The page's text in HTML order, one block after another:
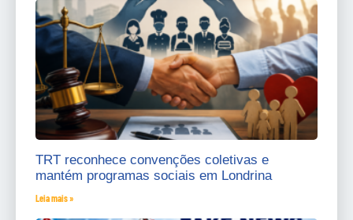
TRT reconhece convenções coletivas e
mantém programas sociais em Londrina
Leia mais »